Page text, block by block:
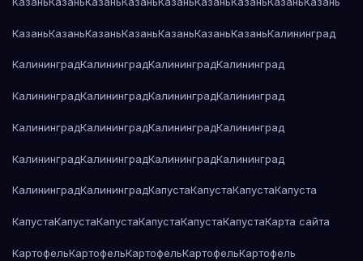
КазаньКазаньКазаньКазаньКазаньКазаньКазаньКалининград
КалининградКалининградКалининградКалининград
КалининградКалининградКалининградКалининград
КалининградКалининградКалининградКалининград
КалининградКалининградКалининградКалининград
КалининградКалининградКапустаКапустаКапустаКапуста
КапустаКапустаКапустаКапустаКапустаКапустаКарта сайта
КартофельКартофельКартофельКартофельКартофель